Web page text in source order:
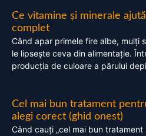
Ce vitamine și minerale
complet
Când apar primele fire albe, mulți
le lipsește ceva din alimentație.
producția de culoare a părului
Cel mai bun tratament
alegi corect (ghid onest)
Când cauți „cel mai bun tratament